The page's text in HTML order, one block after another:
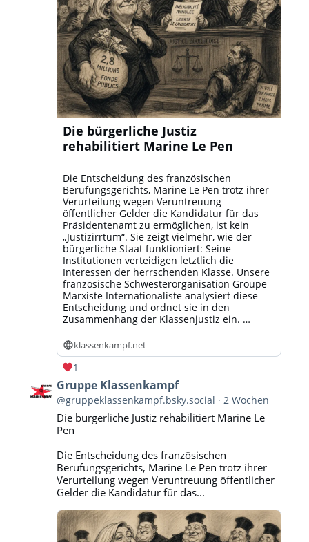
Die bürgerliche Justiz
rehabilitiert Marine Le Pen
Die Entscheidung des französischen
Berufungsgerichts, Marine Le Pen trotz ihrer
Verurteilung wegen Veruntreuung
öffentlicher Gelder die Kandidatur für das
Präsidentenamt zu ermöglichen, ist kein
„Justizirrtum“. Sie zeigt vielmehr, wie der
bürgerliche Staat funktioniert: Seine
Institutionen verteidigen letztlich die
Interessen der herrschenden Klasse. Unsere
französische Schwesterorganisation Groupe
Marxiste Internationaliste analysiert diese
Entscheidung und ordnet sie in den
Zusammenhang der Klassenjustiz ein. …
klassenkampf.net
1
Beitrag
von
Gruppe
Klassenkampf
Bluesky
ansehen
Gruppe Klassenkampf
@gruppeklassenkampf.bsky.social 2 Wochen
Die bürgerliche Justiz rehabilitiert Marine Le
Pen
Die Entscheidung des französischen
Berufungsgerichts, Marine Le Pen trotz ihrer
Verurteilung wegen Veruntreuung öffentlicher
Gelder die Kandidatur für das...